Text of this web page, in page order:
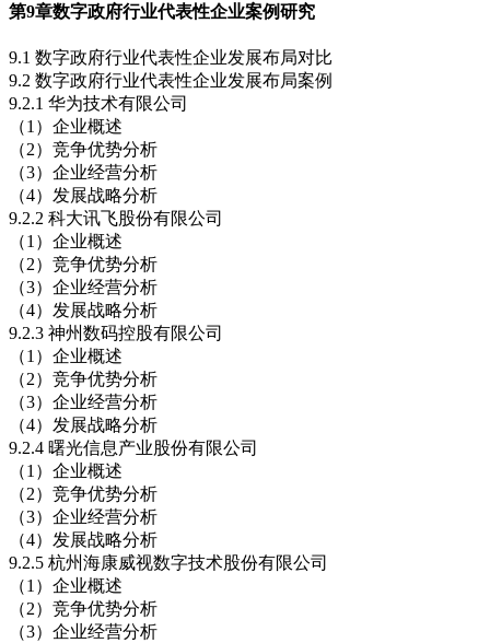
第9章数字政府行业代表性企业案例研究
9.1 数字政府行业代表性企业发展布局对比
9.2 数字政府行业代表性企业发展布局案例
9.2.1 华为技术有限公司
（1）企业概述
（2）竞争优势分析
（3）企业经营分析
（4）发展战略分析
9.2.2 科大讯飞股份有限公司
（1）企业概述
（2）竞争优势分析
（3）企业经营分析
（4）发展战略分析
9.2.3 神州数码控股有限公司
（1）企业概述
（2）竞争优势分析
（3）企业经营分析
（4）发展战略分析
9.2.4 曙光信息产业股份有限公司
（1）企业概述
（2）竞争优势分析
（3）企业经营分析
（4）发展战略分析
9.2.5 杭州海康威视数字技术股份有限公司
（1）企业概述
（2）竞争优势分析
（3）企业经营分析